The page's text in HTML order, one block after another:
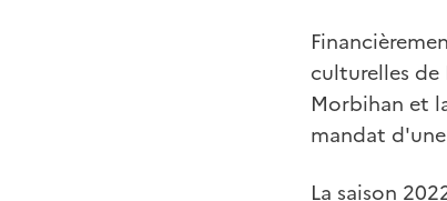
culturelles de
Morbihan et
mandat
La saison